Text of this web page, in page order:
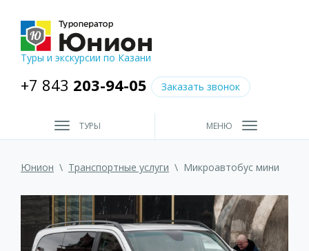
Туры и экскурсии по Казани
+7 843 203-94-05 Заказать звонок
ТУРЫ МЕНЮ
Юнион \ Транспортные услуги \ Микроавтобус мини